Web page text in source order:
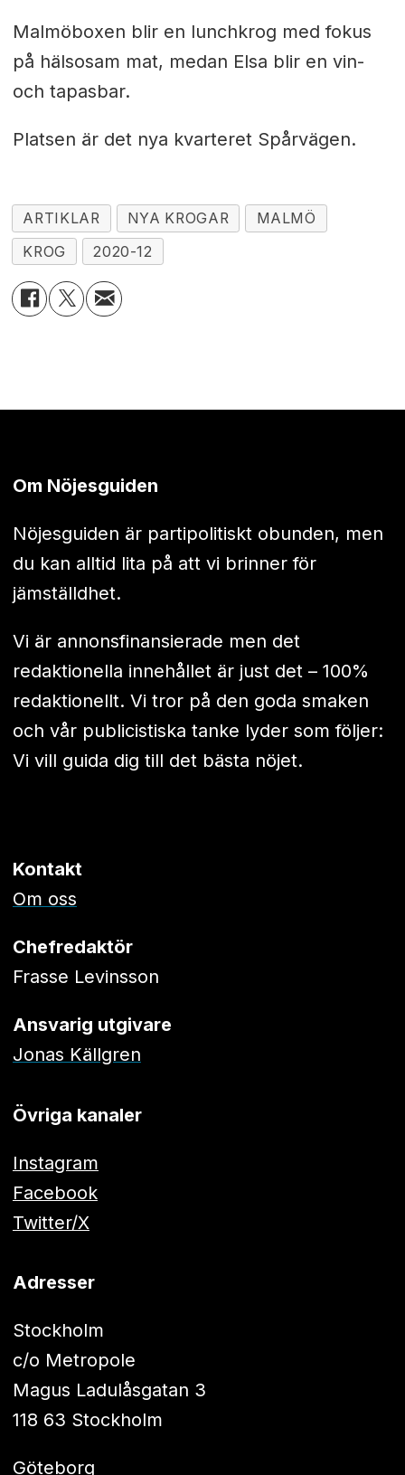
Malmöboxen blir en lunchkrog med fokus
på hälsosam mat, medan Elsa blir en vin-
och tapasbar.
Platsen är det nya kvarteret Spårvägen.
ARTIKLAR NYA KROGAR
MALMÖ
KROG
2020-12
Om Nöjesguiden
Nöjesguiden är partipolitiskt obunden, men
du kan alltid lita på att vi brinner för
jämställdhet.
Vi är annonsfinansierade men det
redaktionella innehållet är just det – 100%
redaktionellt. Vi tror på den goda smaken
och vår publicistiska tanke lyder som följer:
Vi vill guida dig till det bästa nöjet.
Kontakt
Om oss
Chefredaktör
Frasse Levinsson
Ansvarig utgivare
Jonas Källgren
Övriga kanaler
Instagram
Facebook
Twitter/X
Adresser
Stockholm
c/o Metropole
Magus Ladulåsgatan 3
118 63 Stockholm
Göteborg